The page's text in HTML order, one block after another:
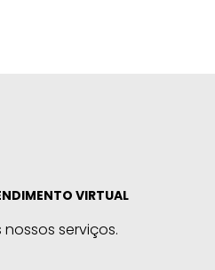
VIRTUAL
serviços.